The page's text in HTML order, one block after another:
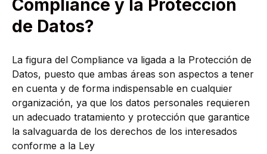
Compliance y la Protección
de Datos?
La figura del Compliance va ligada a la Protección de
Datos, puesto que ambas áreas son aspectos a tener
en cuenta y de forma indispensable en cualquier
organización, ya que los datos personales requieren
un adecuado tratamiento y protección que garantice
la salvaguarda de los derechos de los interesados
conforme a la Ley